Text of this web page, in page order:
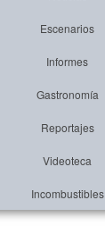
Escenarios
Informes
Gastronomía
Reportajes
Videoteca
Incombustibles